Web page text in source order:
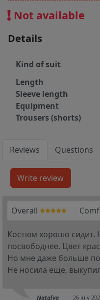
Not available
Details
Kind of suit
Length
Sleeve length
Equipment
Trousers (shorts)
Reviews Questions
Overall
Костюм хорошо
посвободнее. Цвет
Но мне даже больше
Не носила еще,
Natalya 26 July